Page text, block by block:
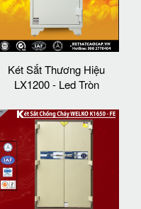
Két Sắt Thương Hiệu
LX1200 - Led Tròn